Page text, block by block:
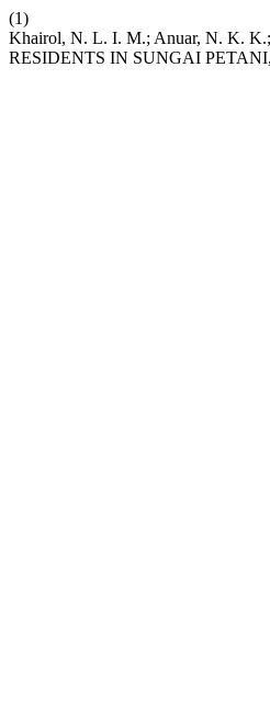
(1)
Khairol, N. L. I. M.; Anuar, N. K.
RESIDENTS IN SUNGAI